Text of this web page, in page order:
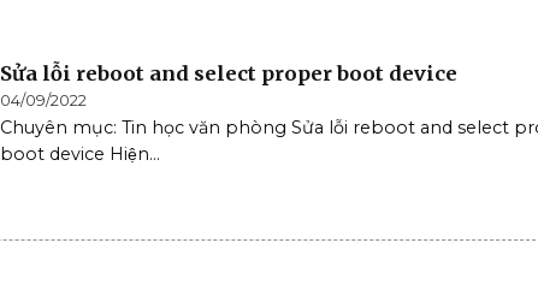
Sửa lỗi reboot and select proper boot device
04/09/2022
Chuyên mục: Tin học văn phòng Sửa lỗi reboot and select
boot device Hiện...